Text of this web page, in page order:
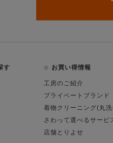
す お買い得情報
工房のご紹介
プライベートブランド
着物クリーニング(丸洗
さわって選べるサービ
店舗とりよせ